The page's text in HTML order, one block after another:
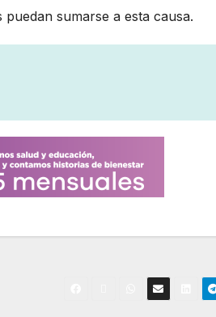
sumarse a esta causa.